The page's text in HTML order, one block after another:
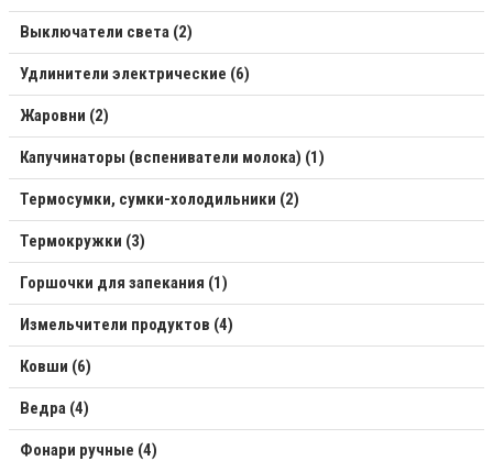
Выключатели света (2)
Удлинители электрические (6)
Жаровни (2)
Капучинаторы (вспениватели молока) (1)
Термосумки, сумки-холодильники (2)
Термокружки (3)
Горшочки для запекания (1)
Измельчители продуктов (4)
Ковши (6)
Ведра (4)
Фонари ручные (4)